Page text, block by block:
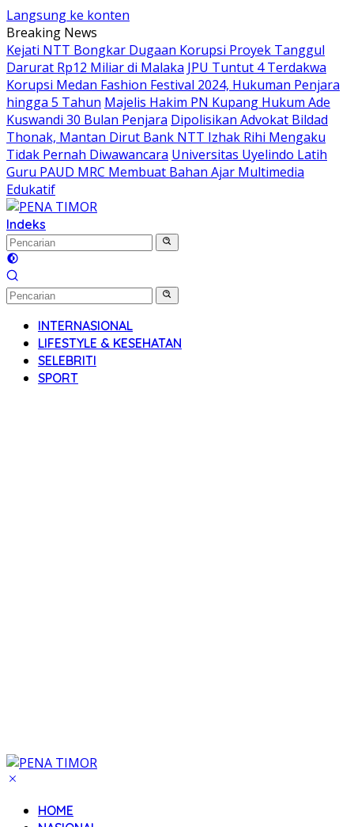
Langsung ke konten
Breaking News
Kejati NTT Bongkar Dugaan Korupsi Proyek Tanggul
Darurat Rp12 Miliar di Malaka JPU Tuntut 4 Terdakwa
Korupsi Medan Fashion Festival 2024, Hukuman Penjara
hingga 5 Tahun Majelis Hakim PN Kupang Hukum Ade
Kuswandi 30 Bulan Penjara Dipolisikan Advokat Bildad
Thonak, Mantan Dirut Bank NTT Izhak Rihi Mengaku
Tidak Pernah Diwawancara Universitas Uyelindo Latih
Guru PAUD MRC Membuat Bahan Ajar Multimedia
Edukatif
Indeks
INTERNASIONAL
LIFESTYLE & KESEHATAN
SELEBRITI
SPORT
HOME